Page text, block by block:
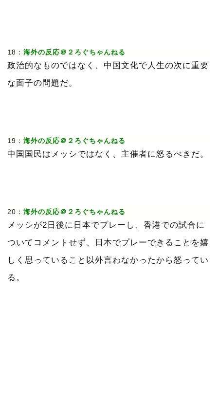
18： 海外の反応＠２ろぐちゃんねる
政治的なものではなく、中国文化で人生の次に重要
な面子の問題だ。
19： 海外の反応＠２ろぐちゃんねる
中国国民はメッシではなく、主催者に怒るべきだ。
20： 海外の反応＠２ろぐちゃんねる
メッシが2日後に日本でプレーし、香港での試合に
ついてコメントせず、日本でプレーできることを嬉
しく思っていること以外言わなかったから怒ってい
る。